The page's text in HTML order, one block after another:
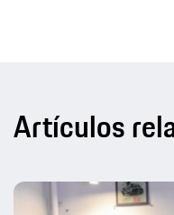
Artículos